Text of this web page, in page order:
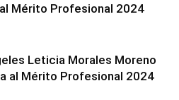
Mérito Profesional 2024
Leticia Morales Moreno
al Mérito Profesional 2024